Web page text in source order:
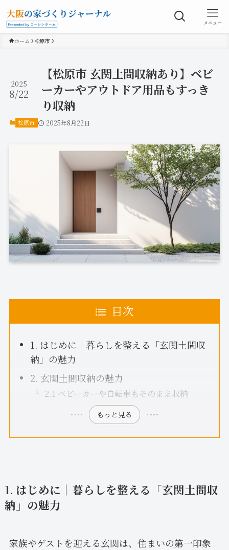
メニュー
ホーム 松原市
【松原市 玄関土間収納あり】ベビ
ーカーやアウトドア用品もすっき
り収納
2025
8/22
松原市 2025年8月22日
目次
1. はじめに｜暮らしを整える「玄関土間収
納」の魅力
2. 玄関土間収納の魅力
2.1 ベビーカーや自転車もそのまま収納
もっと見る
1. はじめに｜暮らしを整える「玄関土間収
納」の魅力
家族やゲストを迎える玄関は、住まいの第一印象